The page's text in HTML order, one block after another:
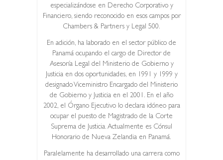
especializándose en Derecho Corporativo y
Financiero, siendo reconocido en esos campos por
Chambers & Partners y Legal 500.
En adición, ha laborado en el sector público de
Panamá ocupando el cargo de Director de
Asesoría Legal del Ministerio de Gobierno y
Justicia en dos oportunidades, en 1991 y 1999 y
designado Viceministro Encargado del Ministerio
de Gobierno y Justicia en el 2001. En el año
2002, el Órgano Ejecutivo lo declara idóneo para
ocupar el puesto de Magistrado de la Corte
Suprema de Justicia. Actualmente es Cónsul
Honorario de Nueva Zelandia en Panamá.
Paralelamente ha desarrollado una carrera como